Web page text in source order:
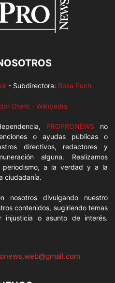
- Subdirectora: Rosa Puch
Otero - Wikipedia
PROPRONEWS no
o ayudas públicas o
directivos, redactores y
alguna. Realizamos
periodismo, a la verdad y a la
ciudadanía.
nosotros divulgando nuestro
contenidos, sugiriendo temas
injusticia o asunto de interés.